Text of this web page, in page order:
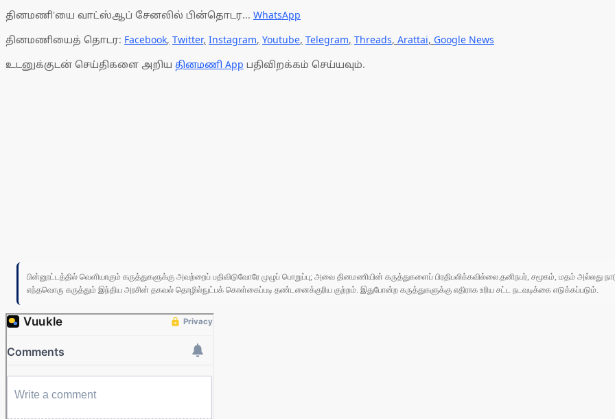
தினமணி'யை வாட்ஸ்ஆப் சேனலில் பின்தொடர... WhatsApp
தினமணியைத் தொடர: Facebook, Twitter, Instagram, Youtube, Telegram, Threads, Arattai, Google News
உடனுக்குடன் செய்திகளை அறிய தினமணி App பதிவிறக்கம் செய்யவும்.
பின்னூட்டத்தில் வெளியாகும் கருத்துகளுக்கு அவற்றைப் பதிவிடுவோரே முழுப் பொறுப்பு; அவை தினமணியின் கருத்துகளைப் பிரதிபலிக்கவில்லை.தனிநபர், சமூகம், மதம் அல்லது
எந்தவொரு கருத்தும் இந்திய அரசின் தகவல் தொழில்நுட்பக் கொள்கைப்படி தண்டனைக்குரிய குற்றம். இதுபோன்ற கருத்துகளுக்கு எதிராக உரிய சட்ட நடவடிக்கை எடுக்கப்படும்.